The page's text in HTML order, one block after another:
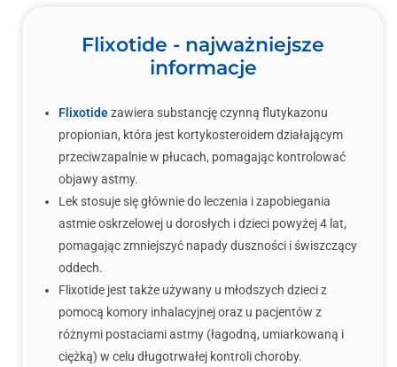
Flixotide - najważniejsze
informacje
Flixotidezawiera substancję czynną flutykazonu
propionian, która jest kortykosteroidem działającym
przeciwzapalnie w płucach, pomagając kontrolować
objawy astmy.
Lek stosuje się głównie do leczenia i zapobiegania
astmie oskrzelowej u dorosłych i dzieci powyżej 4 lat,
pomagając zmniejszyć napady duszności i świszczący
oddech.
Flixotide jest także używany u młodszych dzieci z
pomocą komory inhalacyjnej oraz u pacjentów z
różnymi postaciami astmy (łagodną, umiarkowaną i
ciężką) w celu długotrwałej kontroli choroby.